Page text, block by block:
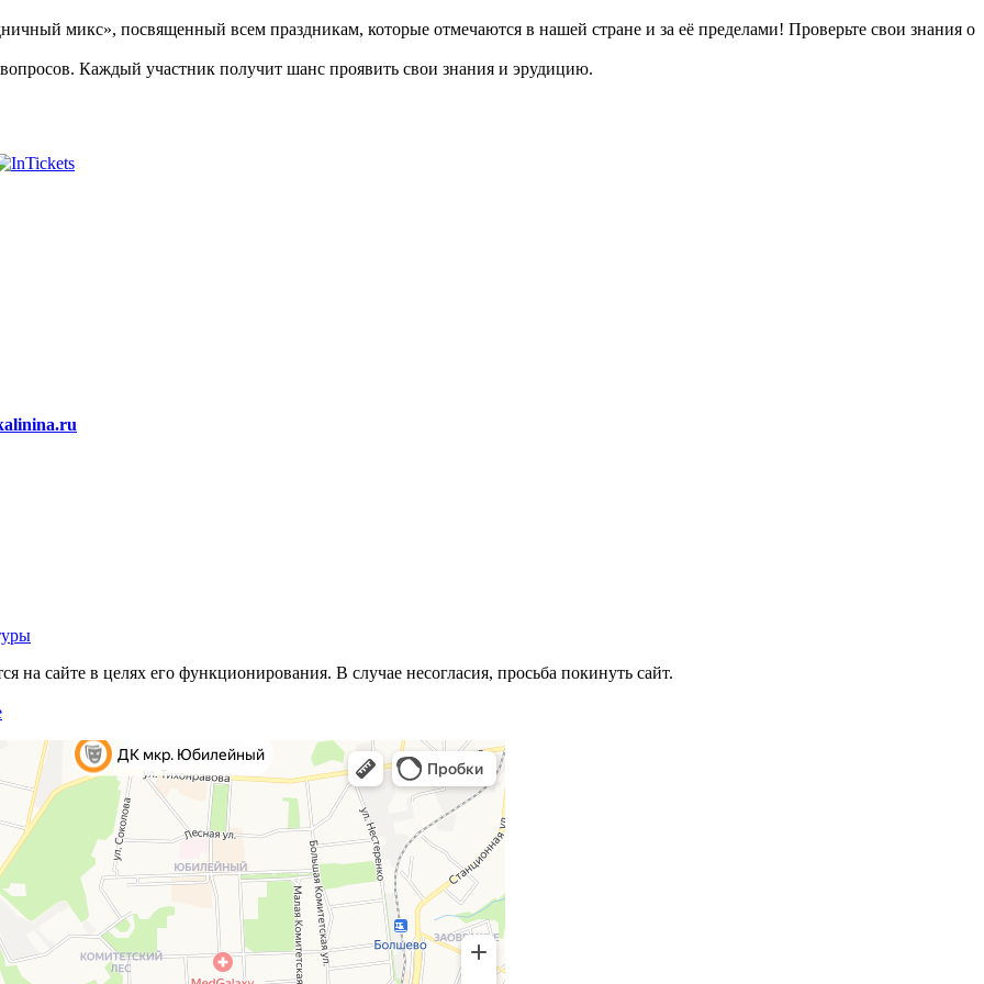
микс», посвященный всем праздникам, которые отмечаются в нашей стране и за её пределами! Проверьте свои знания о
Каждый участник получит шанс проявить свои знания и эрудицию.
сайте в целях его функционирования. В случае несогласия, просьба покинуть сайт.